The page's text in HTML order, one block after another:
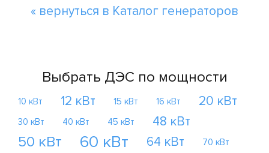
« вернуться в Каталог генераторов
Выбрать ДЭС по мощности
10 кВт 12 кВт 15 кВт 16 кВт 20 кВт
30 кВт 40 кВт 45 кВт 48 кВт
50 кВт 60 кВт 64 кВт 70 кВт